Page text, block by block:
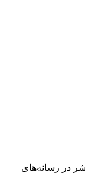
در رسانه‌های